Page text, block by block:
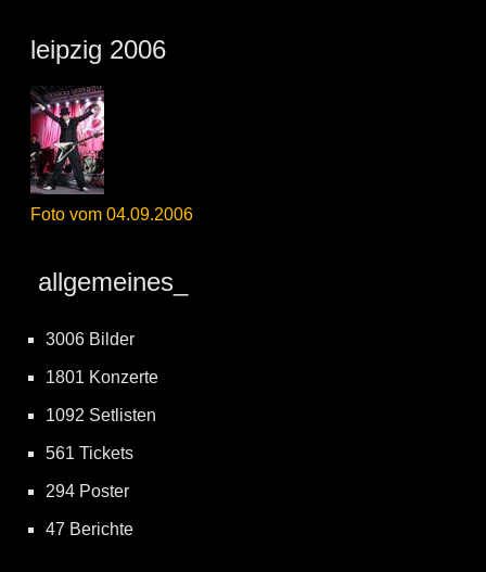
leipzig 2006
Foto vom 04.09.2006
allgemeines_
3006 Bilder
1801 Konzerte
1092 Setlisten
561 Tickets
294 Poster
47 Berichte